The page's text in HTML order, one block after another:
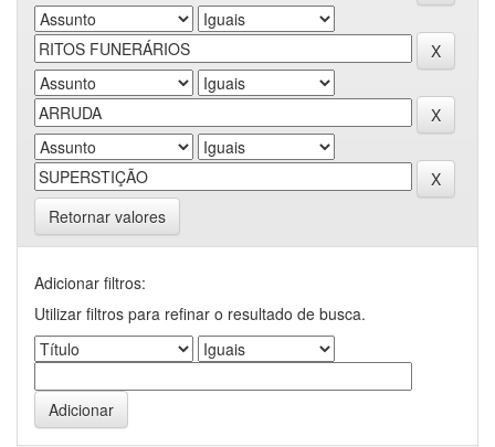
Retornar valores
Adicionar filtros:
Utilizar filtros para refinar o resultado de busca.